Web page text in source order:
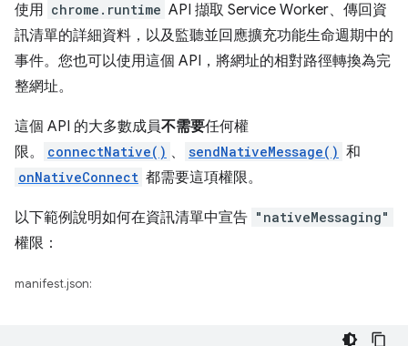
使用 chrome.runtime API 擷取 Service Worker、傳回資
訊清單的詳細資料，以及監聽並回應擴充功能生命週期中的
事件。您也可以使用這個 API，將網址的相對路徑轉換為完
整網址。
這個 API 的大多數成員不需要任何權
限。
connectNative() 、 sendNativeMessage() 和
onNativeConnect 都需要這項權限。
以下範例說明如何在資訊清單中宣告 "nativeMessaging"
權限：
manifest.json: